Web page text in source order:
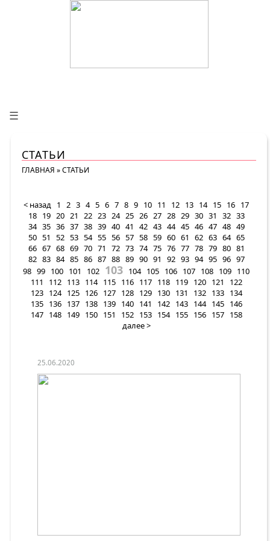
☰
СТАТЬИ
ГЛАВНАЯ »СТАТЬИ
< назад 1 2 3 4 5 6 7 8 9 10 11 12 13 14 15 16 17
18 19 20 21 22 23 24 25 26 27 28 29 30 31 32 33
34 35 36 37 38 39 40 41 42 43 44 45 46 47 48 49
50 51 52 53 54 55 56 57 58 59 60 61 62 63 64 65
66 67 68 69 70 71 72 73 74 75 76 77 78 79 80 81
82 83 84 85 86 87 88 89 90 91 92 93 94 95 96 97
98 99 100 101 102 103 104 105 106 107 108 109 110
111
112 113 114 115 116 117 118 119 120 121
122
123 124 125 126 127 128 129 130 131 132 133 134
135 136 137 138 139 140 141 142 143 144 145 146
147 148 149 150 151 152 153 154 155 156 157 158
далее >
25.06.2020